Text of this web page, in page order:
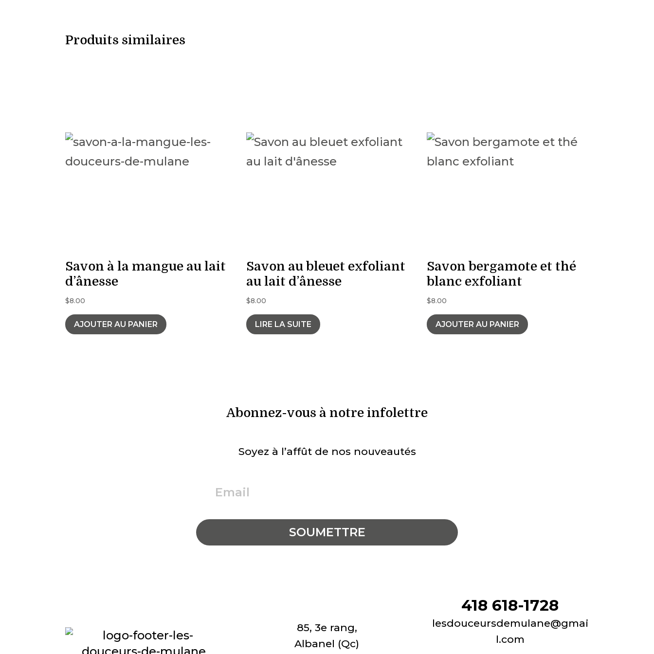
Produits similaires
Savon à la mangue au lait
d’ânesse
$8.00
AJOUTER AU PANIER
Savon au bleuet exfoliant
au lait d’ânesse
$8.00
LIRE LA SUITE
Savon bergamote et thé
blanc exfoliant
$8.00
AJOUTER AU PANIER
Abonnez-vous à notre infolettre
Soyez à l’affût de nos nouveautés
85, 3e rang,
Albanel (Qc)
418 618-1728
lesdouceursdemulane@gmai
l.com